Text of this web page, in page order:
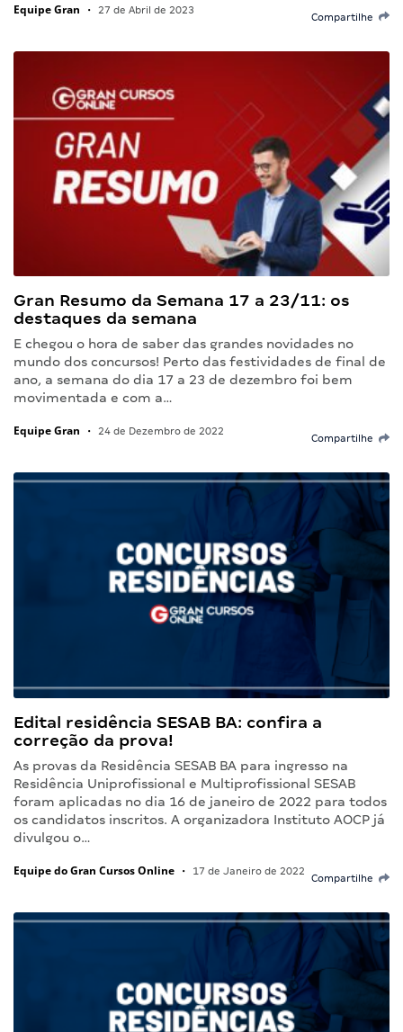
Equipe Gran • 27 de Abril de 2023
Compartilhe
Gran Resumo da Semana 17 a 23/11: os
destaques da semana
E chegou o hora de saber das grandes novidades no
mundo dos concursos! Perto das festividades de final de
ano, a semana do dia 17 a 23 de dezembro foi bem
movimentada e com a…
Equipe Gran • 24 de Dezembro de 2022
Compartilhe
Edital residência SESAB BA: confira a
correção da prova!
As provas da Residência SESAB BA para ingresso na
Residência Uniprofissional e Multiprofissional SESAB
foram aplicadas no dia 16 de janeiro de 2022 para todos
os candidatos inscritos. A organizadora Instituto AOCP já
divulgou o…
Equipe do Gran Cursos Online • 17 de Janeiro de 2022
Compartilhe